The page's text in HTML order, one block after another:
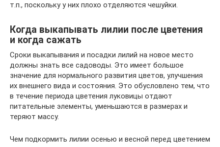
т.п., поскольку у них плохо отделяются чешуйки.
Когда выкапывать лилии после цветения
и когда сажать
Сроки выкапывания и посадки лилий на новое место
должны знать все садоводы. Это имеет большое
значение для нормального развития цветов, улучшения
их внешнего вида и состояния. Это обусловлено тем, что
в течение периода цветения луковицы отдают
питательные элементы, уменьшаются в размерах и
теряют массу.
Чем подкормить лилии осенью и весной перед цветением